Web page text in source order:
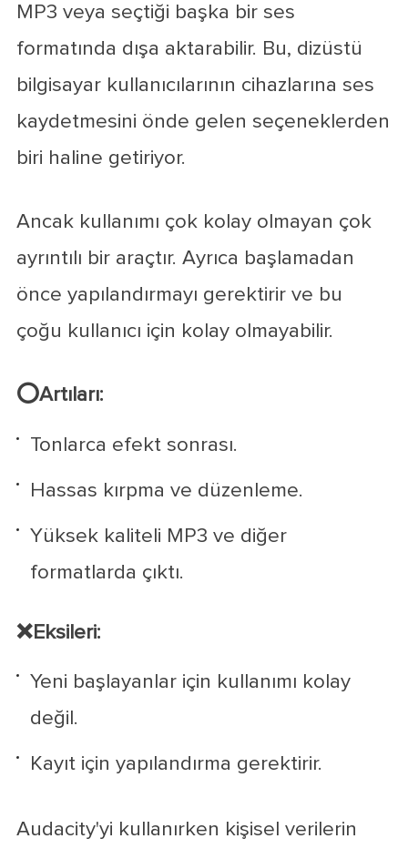
MP3 veya seçtiği başka bir ses
formatında dışa aktarabilir. Bu, dizüstü
bilgisayar kullanıcılarının cihazlarına ses
kaydetmesini önde gelen seçeneklerden
biri haline getiriyor.
Ancak kullanımı çok kolay olmayan çok
ayrıntılı bir araçtır. Ayrıca başlamadan
önce yapılandırmayı gerektirir ve bu
çoğu kullanıcı için kolay olmayabilir.
⭕Artıları:
Tonlarca efekt sonrası.
Hassas kırpma ve düzenleme.
Yüksek kaliteli MP3 ve diğer
formatlarda çıktı.
❌Eksileri:
Yeni başlayanlar için kullanımı kolay
değil.
Kayıt için yapılandırma gerektirir.
Audacity'yi kullanırken kişisel verilerin